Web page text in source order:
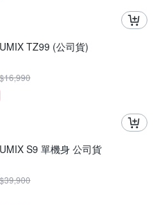
TZ99 (公司貨)
$16,990
S9 單機身 公司貨
$39,900